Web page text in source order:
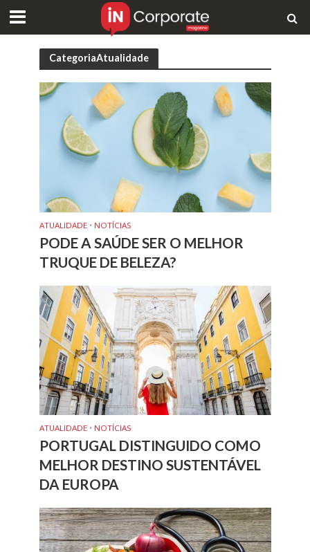
CategoriaAtualidade
ATUALIDADE • NOTÍCIAS
PODE A SAÚDE SER O MELHOR
TRUQUE DE BELEZA?
ATUALIDADE • NOTÍCIAS
PORTUGAL DISTINGUIDO COMO
MELHOR DESTINO SUSTENTÁVEL
DA EUROPA